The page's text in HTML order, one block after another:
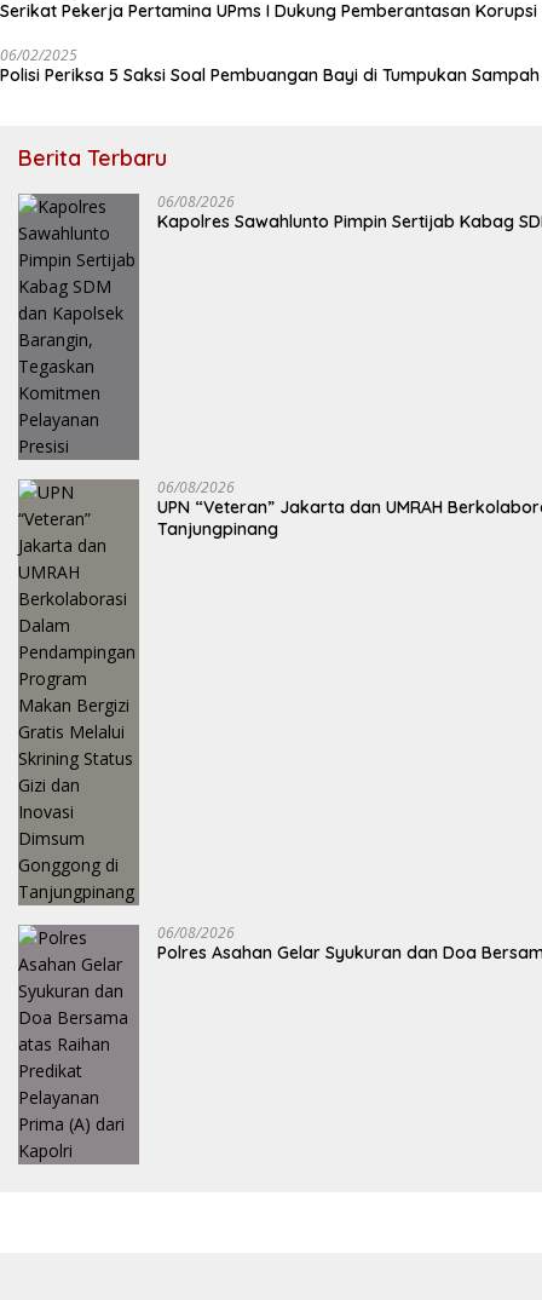
Serikat Pekerja Pertamina UPms I Dukung Pemberantasan
06/02/2025
Polisi Periksa 5 Saksi Soal Pembuangan Bayi di Tumpukan
Berita Terbaru
06/08/2026
Kapolres Sawahlunto Pimpin Sertijab Kabag
06/08/2026
UPN “Veteran” Jakarta dan UMRAH
Tanjungpinang
06/08/2026
Polres Asahan Gelar Syukuran dan Doa